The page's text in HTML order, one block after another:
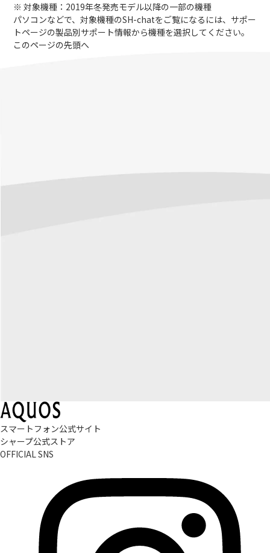
※ 対象機種：2019年冬発売モデル以降の一部の機種
パソコンなどで、対象機種のSH-chatをご覧になるには、サポー
トページの製品別サポート情報から機種を選択してください。
このページの先頭へ
スマートフォン公式サイト
シャープ公式ストア
OFFICIAL SNS